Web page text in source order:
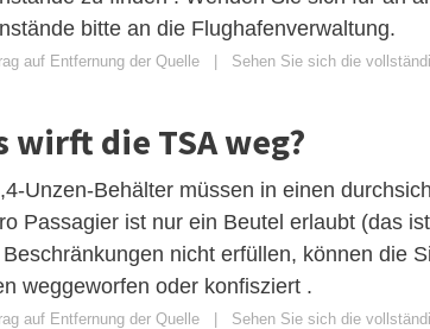
bitte an die Flughafenverwaltung.
auf Entfernung der Quelle | Sehen Sie sich die
wirft die TSA weg?
Unzen-Behälter müssen in einen
Passagier ist nur ein Beutel erlaubt (das
nicht erfüllen, können die
weggeworfen oder konfisziert .
auf Entfernung der Quelle | Sehen Sie sich die